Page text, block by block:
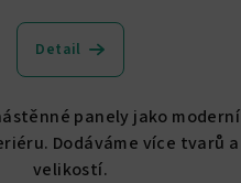
hodnocení
produktu
je
5,0
z
5
Detail
panely jako moderní
Dodáváme více tvarů a
velikostí.